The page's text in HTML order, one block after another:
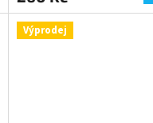
Výprodej